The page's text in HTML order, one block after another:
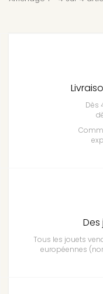
Dès
Tous les jouets
européennes